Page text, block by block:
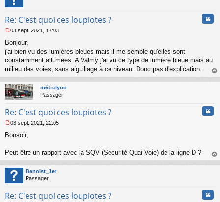
e
o
l
u
Re: C'est quoi ces loupiotes ?
e
s
s
a
g
n
o
l
u
03 sept. 2021, 17:03
Bonjour,
j'ai bien vu des lumières bleues mais il me semble qu'elles sont
constamment allumées. A Valmy j'ai vu ce type de lumière bleue mais au
milieu des voies, sans aiguillage à ce niveau. Donc pas d'explication.
au
métrolyon
Passager
Re: C'est quoi ces loupiotes ?
e
s
g
e
n
n
03 sept. 2021, 22:05
Bonsoir,
Peut être un rapport avec la SQV (Sécurité Quai Voie) de la ligne D ?
au
Benoist_1er
Passager
Re: C'est quoi ces loupiotes ?